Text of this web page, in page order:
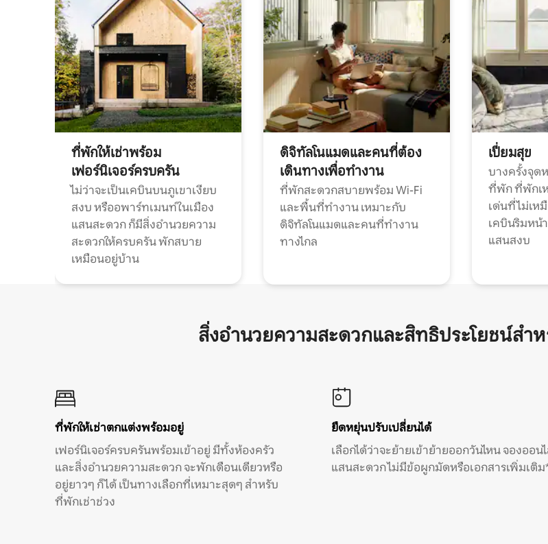
ที่พักให้เช่าพร้อม
เฟอร์นิเจอร์ครบครัน
ไม่ว่าจะเป็นเคบินบนภูเขาเงียบ
สงบ หรืออพาร์ทเมนท์ในเมือง
แสนสะดวก ก็มีสิ่งอำนวยความ
สะดวกให้ครบครัน พักสบาย
เหมือนอยู่บ้าน
ดิจิทัลโนแมดและคนที่ต้อง
เดินทางเพื่อทำงาน
ที่พักสะดวกสบายพร้อม Wi-Fi
และพื้นที่ทำงาน เหมาะกับ
ดิจิทัลโนแมดและคนที่ทำงาน
ทางไกล
เปี่ยมสุข
บางครั้งจุด
ที่พัก ที่พักเ
เด่นที่ไม่เห
เคบินริมหน้
แสนสงบ
สิ่งอำนวยความสะดวกและสิทธิประโยชน์สำ
ที่พักให้เช่าตกแต่งพร้อมอยู่
เฟอร์นิเจอร์ครบครันพร้อมเข้าอยู่ มีทั้งห้องครัว
และสิ่งอำนวยความสะดวก จะพักเดือนเดียวหรือ
อยู่ยาวๆ ก็ได้ เป็นทางเลือกที่เหมาะสุดๆ สำหรับ
ที่พักเช่าช่วง
ยืดหยุ่นปรับเปลี่ยนได้
เลือกได้ว่าจะย้ายเข้าย้ายออกวันไหน จองออน
แสนสะดวก ไม่มีข้อผูกมัดหรือเอกสารเพิ่มเติม